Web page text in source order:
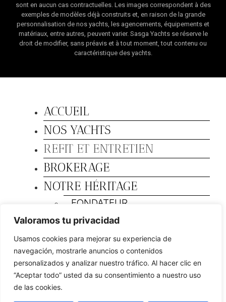
Valoramos tu privacidad
Usamos cookies para mejorar su experiencia de
navegación, mostrarle anuncios o contenidos
personalizados y analizar nuestro tráfico. Al hacer clic en
“Aceptar todo” usted da su consentimiento a nuestro uso
de las cookies.
sont en aucun cas contractuelles. Les images correspondent à des
exemples de modèles déjà construits et, en raison de la grande
personnalisation de nos yachts, les agencements, équipements et
matériaux, entre autres, peuvent varier. Sasga Yachts se réserve le
droit de modifier, sans préavis et à tout moment, tout contenu ou
caractéristique des yachts.
ACCUEIL
NOS YACHTS
REFIT ET ENTRETIEN
BROKERAGE
NOTRE HÉRITAGE
FONDATEUR
HISTOIRE
DEALERS
ACTUALITÉS
MY SASGA